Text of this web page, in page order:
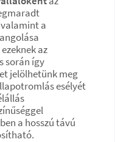
valamint a
az
során így
jelölhetünk meg
esélyét
a hosszú távú